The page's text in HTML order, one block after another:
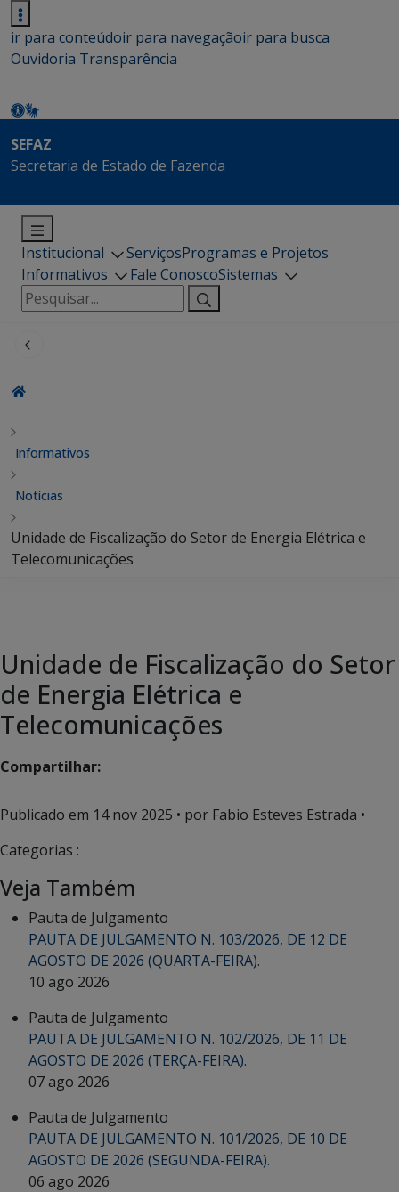
ir para conteúdoir para navegaçãoir para busca
Ouvidoria Transparência
SEFAZ
Secretaria de Estado de Fazenda
Institucional ServiçosProgramas e Projetos
Informativos
Fale ConoscoSistemas
Pesquisar
por:
Informativos
Notícias
Unidade de Fiscalização do Setor de Energia Elétrica e
Telecomunicações
Unidade de Fiscalização do Setor
de Energia Elétrica e
Telecomunicações
Compartilhar:
Publicado em 14 nov 2025 • por Fabio Esteves Estrada •
Categorias :
Veja Também
Pauta de Julgamento
PAUTA DE JULGAMENTO N. 103/2026, DE 12 DE
AGOSTO DE 2026 (QUARTA-FEIRA).
10 ago 2026
Pauta de Julgamento
PAUTA DE JULGAMENTO N. 102/2026, DE 11 DE
AGOSTO DE 2026 (TERÇA-FEIRA).
07 ago 2026
Pauta de Julgamento
PAUTA DE JULGAMENTO N. 101/2026, DE 10 DE
AGOSTO DE 2026 (SEGUNDA-FEIRA).
06 ago 2026